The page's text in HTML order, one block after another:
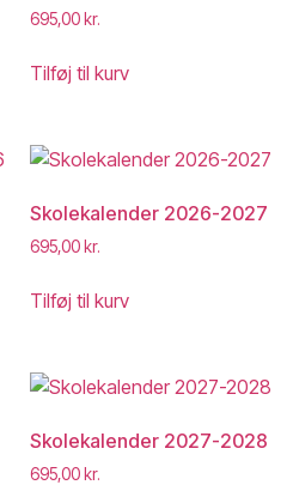
695,00 kr.
Tilføj til kurv
Skolekalender 2026-2027
695,00 kr.
Tilføj til kurv
Skolekalender 2027-2028
695,00 kr.